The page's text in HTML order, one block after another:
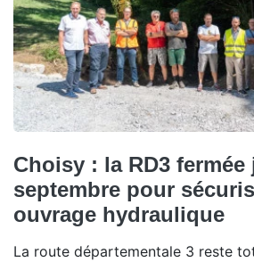
Choisy : la RD3 fermée
septembre pour
ouvrage hydraulique
La route départementale 3 reste